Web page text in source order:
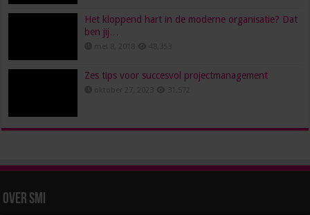
Het kloppend hart in de moderne organisatie? Dat
ben jij…
Zes tips voor succesvol projectmanagement
Over SMI